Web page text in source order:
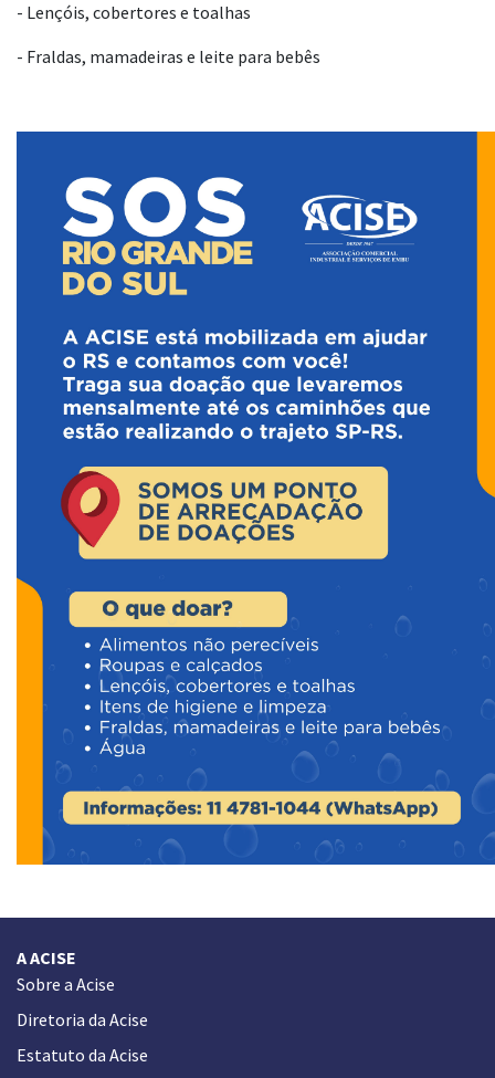
- Lençóis, cobertores e toalhas
- Fraldas, mamadeiras e leite para bebês
A ACISE
Sobre a Acise
Diretoria da Acise
Estatuto da Acise